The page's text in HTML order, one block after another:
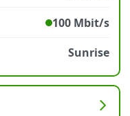
100 Mbit/s
Sunrise